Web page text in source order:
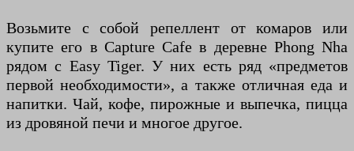
Возьмите с собой репеллент от комаров или
купите его в Capture Cafe в деревне Phong Nha
рядом с Easy Tiger. У них есть ряд «предметов
первой необходимости», а также отличная еда и
напитки. Чай, кофе, пирожные и выпечка, пицца
из дровяной печи и многое другое.